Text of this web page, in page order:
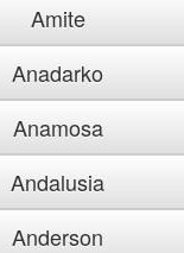
Amite
Anadarko
Anamosa
Andalusia
Anderson